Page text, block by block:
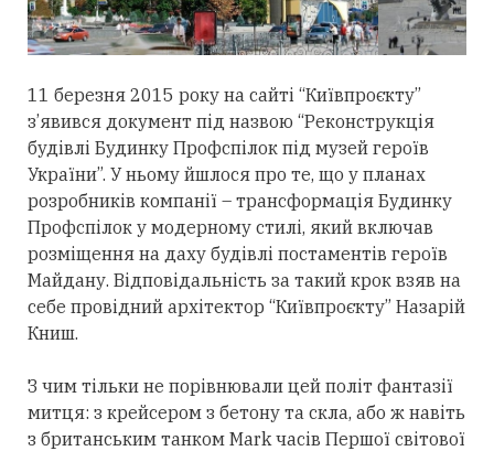
11 березня 2015 року на сайті “Київпроєкту”
з’явився документ під назвою “Реконструкція
будівлі Будинку Профспілок під музей героїв
України”. У ньому йшлося про те, що у планах
розробників компанії – трансформація Будинку
Профспілок у модерному стилі, який включав
розміщення на даху будівлі постаментів героїв
Майдану. Відповідальність за такий крок взяв на
себе провідний архітектор “Київпроєкту” Назарій
Книш.
З чим тільки не порівнювали цей політ фантазії
митця: з крейсером з бетону та скла, або ж навіть
з британським танком Mark часів Першої світової